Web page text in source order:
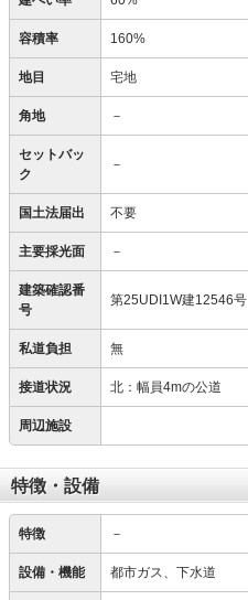
容積率 160%
地目 宅地
角地 －
セットバッ
ク
－
国土法届出 不要
主要採光面 －
建築確認番
号
第25UDI1W建12546号
私道負担 無
接道状況 北：幅員4mの公道
周辺施設
特徴・設備
特徴 －
設備・機能 都市ガス、下水道